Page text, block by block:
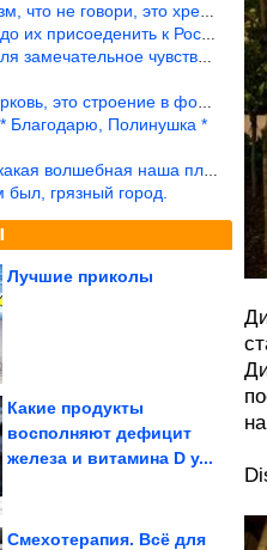
что не говори, это хреново (((
их присоеденить к России!
чувство юмора! ))
это строение в форме церкви.
Благодарю, Полинушка *
наша планета!… еще-бы, мы понимали это…
был, грязный город.
Лучшие приколы
Дурова обвинили в
Какие продукты
восполняют дефицит
железа и витамина D у...
Смехотерапия. Всё для